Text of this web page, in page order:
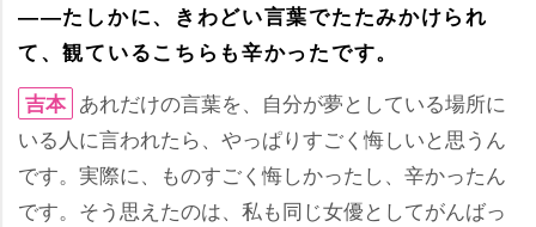
――たしかに、きわどい言葉でたたみかけられ
て、観ているこちらも辛かったです。
吉本 あれだけの言葉を、自分が夢としている場所に
いる人に言われたら、やっぱりすごく悔しいと思うん
です。実際に、ものすごく悔しかったし、辛かったん
です。そう思えたのは、私も同じ女優としてがんばっ